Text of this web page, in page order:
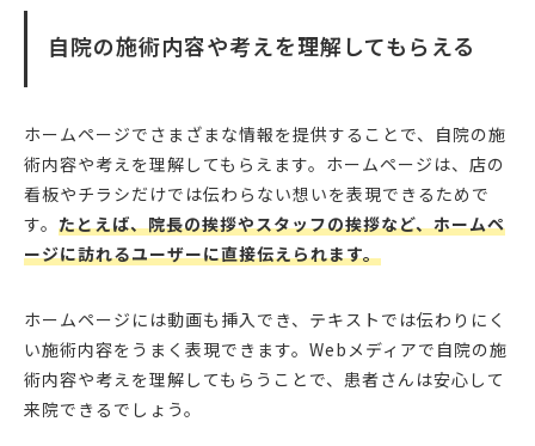
自院の施術内容や考えを理解してもらえる
ホームページでさまざまな情報を提供することで、自院の施
術内容や考えを理解してもらえます。ホームページは、店の
看板やチラシだけでは伝わらない想いを表現できるためで
す。 たとえば、院長の挨拶やスタッフの挨拶など、ホームペ
ージに訪れるユーザーに直接伝えられます。
ホームページには動画も挿入でき、テキストでは伝わりにく
い施術内容をうまく表現できます。Webメディアで自院の施
術内容や考えを理解してもらうことで、患者さんは安心して
来院できるでしょう。